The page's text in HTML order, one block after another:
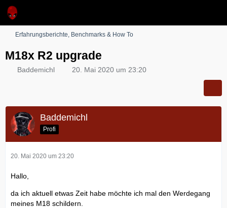
Erfahrungsberichte, Benchmarks & How To
M18x R2 upgrade
Baddemichl 20. Mai 2020 um 23:20
Baddemichl
Profi
20. Mai 2020 um 23:20
Hallo,
da ich aktuell etwas Zeit habe möchte ich mal den Werdegang
meines M18 schildern.